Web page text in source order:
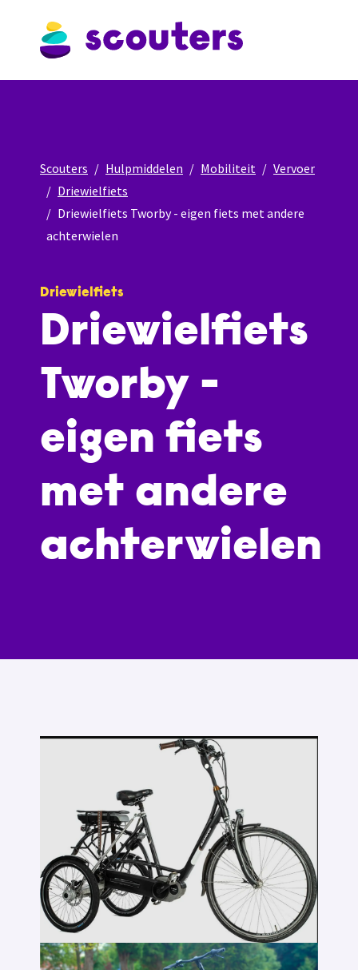
Scouters Hulpmiddelen Mobiliteit
Vervoer
Driewielfiets
Driewielfiets Tworby - eigen fiets met andere
achterwielen
Driewielfiets
Driewielfiets
Tworby -
eigen fiets
met andere
achterwielen